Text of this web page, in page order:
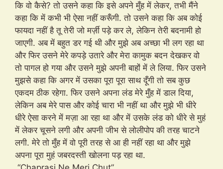
कि वो कैसे? तो उसने कहा कि इसे अपने मुँह में लेकर, तभी मैंने
कहा कि में कभी भी ऐसा नहीं करूँगी. तो उसने कहा कि अब कोई
फायदा नहीं है तू तेरी जो मर्ज़ी पड़े कर ले, लेकिन तेरी बदनामी हो
जाएगी. अब में बहुत डर गई थी और मुझे अब अच्छा भी लग रहा था
और फिर उसने मेरे कपड़े उतारे और मेरा कामुक बदन देखकर वो
तो पागल हो गया और उसने मुझे अपनी बाहों में ले लिया. फिर उसने
मुझसे कहा कि अगर में उसका पूरा पूरा साथ दूँगी तो सब कुछ
एकदम ठीक रहेगा. फिर उसने अपना लंड मेरे मुँह में डाल दिया,
लेकिन अब मेरे पास और कोई चारा भी नहीं था और मुझे भी धीरे
धीरे ऐसा करने में मज़ा आ रहा था और में उसके लंड को धीरे से मुहं
में लेकर चूसने लगी और अपनी जीभ से लोलीपोप की तरह चाटने
लगी. मेरे तो मुँह में वो पूरी तरह से आ ही नहीं रहा था और मुझे
अपना पूरा मुहं जबरदस्ती खोलना पड़ रहा था.